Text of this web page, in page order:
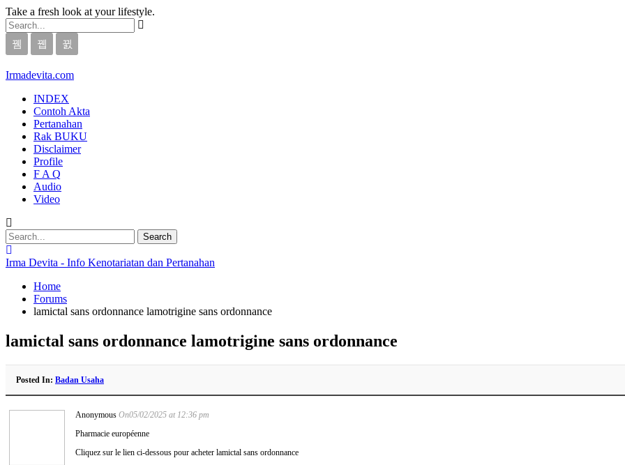
Take a fresh look at your lifestyle.
Irmadevita.com
INDEX
Contoh Akta
Pertanahan
Rak BUKU
Disclaimer
Profile
F A Q
Audio
Video
Irma Devita - Info Kenotariatan dan Pertanahan
Home
Forums
lamictal sans ordonnance lamotrigine sans ordonnance
lamictal sans ordonnance lamotrigine sans ordonnance
Posted In: Badan Usaha
Anonymous On05/02/2025 at 12:36 pm
Pharmacie européenne
Cliquez sur le lien ci-dessous pour acheter lamictal sans ordonnance